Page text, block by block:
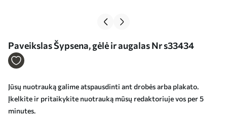
Paveikslas Šypsena, gėlė ir augalas Nr s33434
Jūsų nuotrauką galime atspausdinti ant drobės arba plakato.
Įkelkite ir pritaikykite nuotrauką mūsų redaktoriuje vos per 5
minutes.